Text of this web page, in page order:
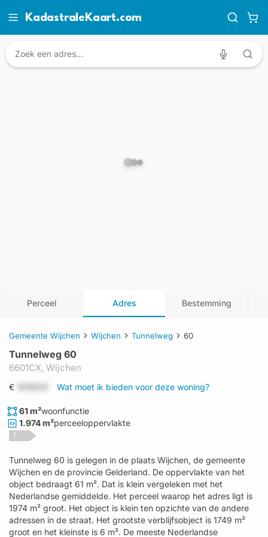
KadastraleKaart.com
Perceel Adres Bestemming
Gemeente Wijchen Wijchen Tunnelweg 60
Tunnelweg 60
6601CX, Wijchen
€ Wat moet ik bieden voor deze woning?
61 m²woonfunctie
1.974 m²perceeloppervlakte
?
Tunnelweg 60 is gelegen in de plaats Wijchen, de gemeente
Wijchen en de provincie Gelderland. De oppervlakte van het
object bedraagt 61 m². Dat is klein vergeleken met het
Nederlandse gemiddelde. Het perceel waarop het adres ligt is
1974 m² groot. Het object is klein ten opzichte van de andere
adressen in de straat. Het grootste verblijfsobject is 1749 m²
groot en het kleinste is 6 m². De meeste Nederlandse